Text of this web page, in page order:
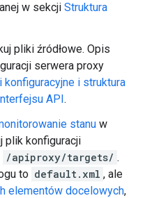
w sekcji Struktura
pliki źródłowe. Opis
serwera proxy
konfiguracyjne i struktura
API.
stanu w
plik konfiguracji
/apiproxy/targets/ .
to default.xml , ale
elementów docelowych,